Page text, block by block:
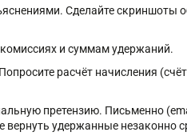
Сделайте скриншоты
и суммам удержаний.
расчёт начисления
претензию. Письменно
вернуть удержанные незаконно